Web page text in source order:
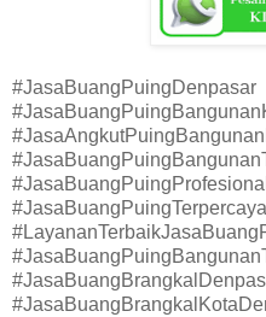
#JasaBuangPuingDenpasar